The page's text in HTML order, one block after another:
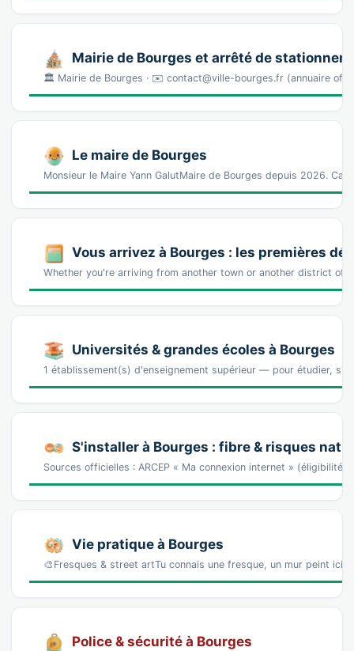
Mairie de Bourges et arrêté de
🏛️ Mairie de Bourges · ✉️ contact@ville-bourges.fr (annuaire
Le maire de Bourges
Monsieur le Maire Yann GalutMaire de Bourges depuis 2026.
Vous arrivez à Bourges : les premières
Whether you're arriving from another town or another district of
Universités & grandes écoles à Bourges
1 établissement(s) d'enseignement supérieur — pour étudier,
S'installer à Bourges : fibre & risques
Sources officielles : ARCEP « Ma connexion internet » (éligibilité
Vie pratique à Bourges
🎨Fresques & street artTu connais une fresque, un mur peint ici
Police & sécurité à Bourges